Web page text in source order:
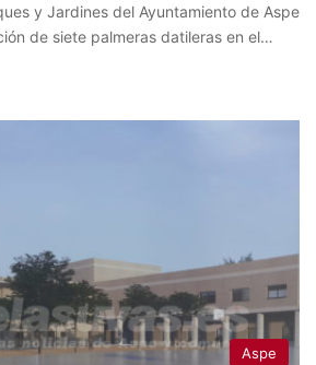
y Jardines del Ayuntamiento de Aspe
de siete palmeras datileras en el…
Aspe